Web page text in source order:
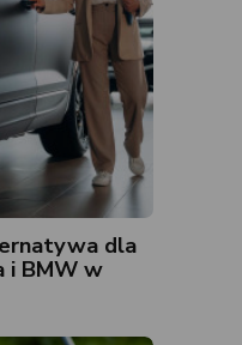
dla
i BMW w